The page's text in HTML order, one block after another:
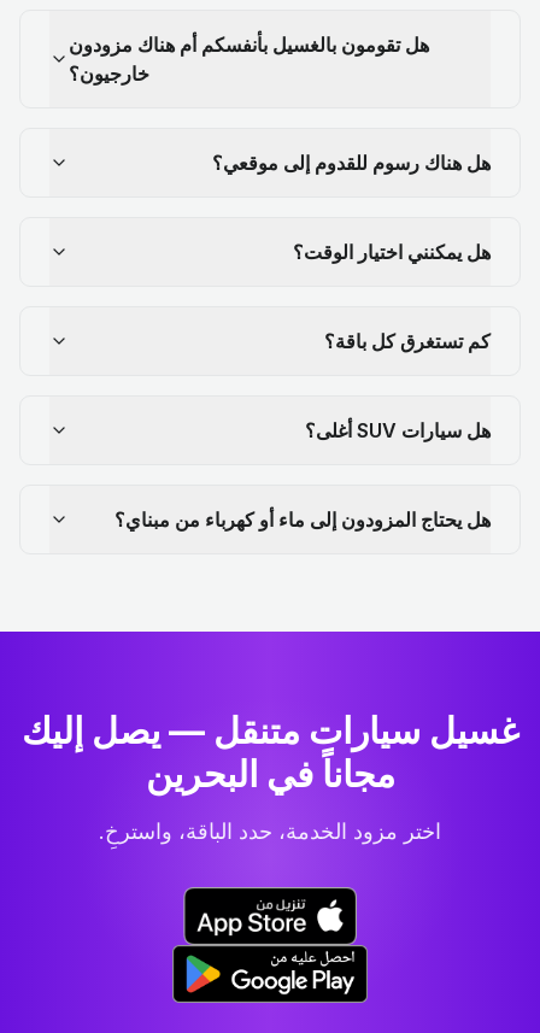
هل تقومون بالغسيل بأنفسكم أم هناك مزودون
خارجيون؟
هل هناك رسوم للقدوم إلى موقعي؟
هل يمكنني اختيار الوقت؟
كم تستغرق كل باقة؟
هل سيارات SUV أغلى؟
هل يحتاج المزودون إلى ماء أو كهرباء من مبناي؟
غسيل سيارات متنقل — يصل إليك
مجاناً في البحرين
اختر مزود الخدمة، حدد الباقة، واسترخِ.